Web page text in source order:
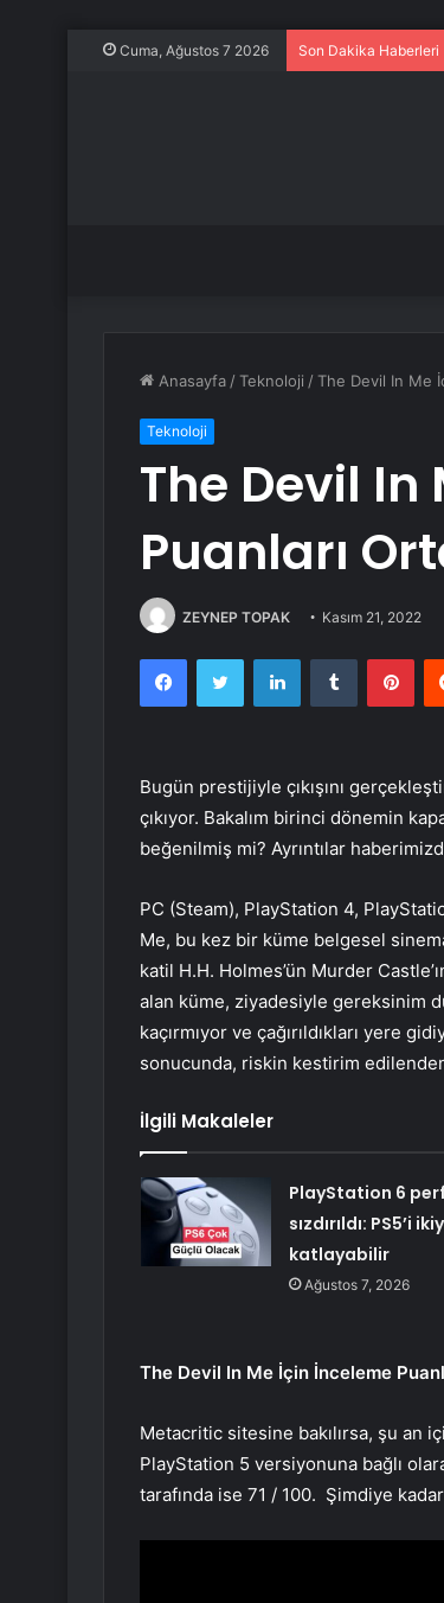
Cuma, Ağustos 7 2026 Son Dakika Haberleri
Anasayfa /Teknoloji /The Devil In Me
Teknoloji
The Devil In
Puanları
ZEYNEP TOPAK Kasım 21, 2022
FacebookTwitter LinkedInTumblr
Bugün prestijiyle çıkışını
çıkıyor. Bakalım birinci dönemin
beğenilmiş mi? Ayrıntılar
PC (Steam), PlayStation 4,
Me, bu kez bir küme belgesel
katil H.H. Holmes’ün Murder
alan küme, ziyadesiyle gereksinim
kaçırmıyor ve çağırıldıkları yere
sonucunda, riskin kestirim
İlgili Makaleler
PlayStation 6
sızdırıldı: PS5’i
katlayabilir
Ağustos 7, 2026
The Devil In Me İçin İnceleme
Metacritic sitesine bakılırsa, şu an
PlayStation 5 versiyonuna bağlı
tarafında ise 71 / 100. Şimdiye